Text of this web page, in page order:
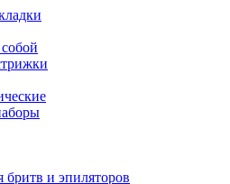
бритв и эпиляторов